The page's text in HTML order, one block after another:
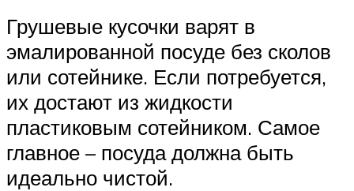
Грушевые кусочки варят в
эмалированной посуде без сколов
или сотейнике. Если потребуется,
их достают из жидкости
пластиковым сотейником. Самое
главное – посуда должна быть
идеально чистой.